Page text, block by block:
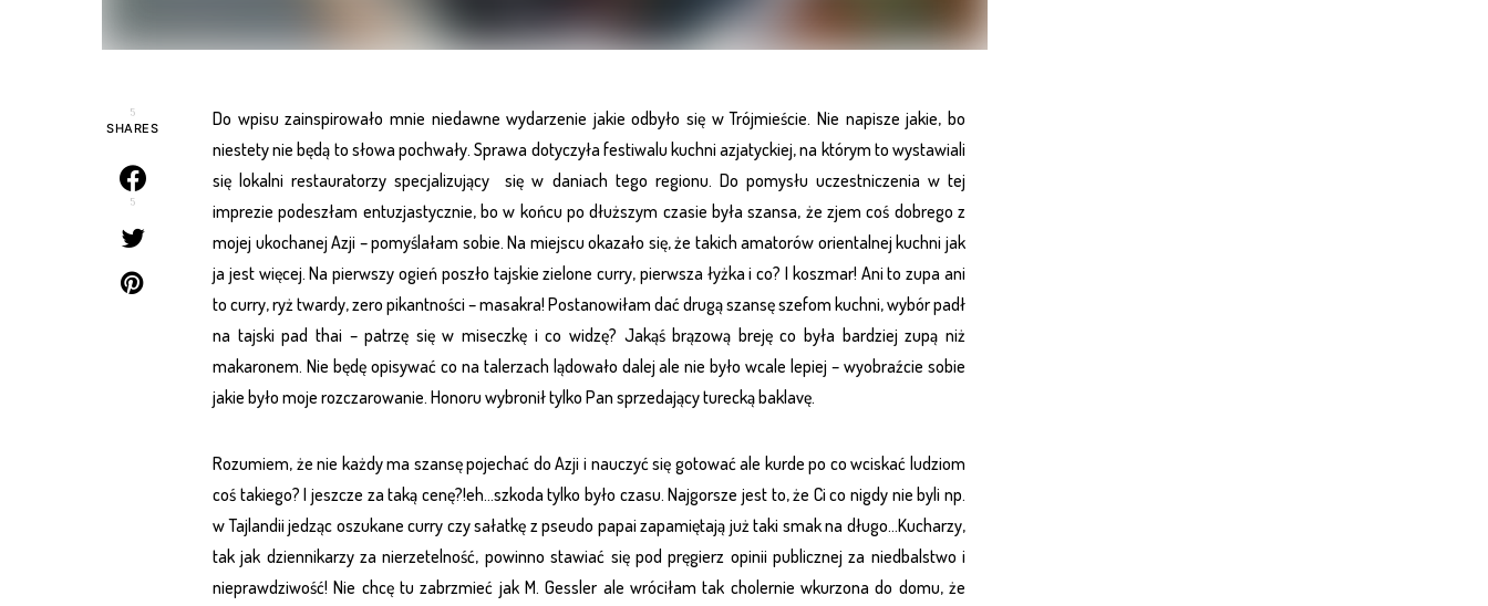
5
SHARES
5
Do wpisu zainspirowało mnie niedawne wydarzenie jakie odbyło się w Trójmieście. Nie napisze jakie, bo
niestety nie będą to słowa pochwały. Sprawa dotyczyła festiwalu kuchni azjatyckiej, na którym to wystawiali
się lokalni restauratorzy specjalizujący się w daniach tego regionu. Do pomysłu uczestniczenia w tej
imprezie podeszłam entuzjastycznie, bo w końcu po dłuższym czasie była szansa, że zjem coś dobrego z
mojej ukochanej Azji – pomyślałam sobie. Na miejscu okazało się, że takich amatorów orientalnej kuchni jak
ja jest więcej. Na pierwszy ogień poszło tajskie zielone curry, pierwsza łyżka i co? I koszmar! Ani to zupa ani
to curry, ryż twardy, zero pikantności – masakra! Postanowiłam dać drugą szansę szefom kuchni, wybór padł
na tajski pad thai – patrzę się w miseczkę i co widzę? Jakąś brązową breję co była bardziej zupą niż
makaronem. Nie będę opisywać co na talerzach lądowało dalej ale nie było wcale lepiej – wyobraźcie sobie
jakie było moje rozczarowanie. Honoru wybronił tylko Pan sprzedający turecką baklavę.
Rozumiem, że nie każdy ma szansę pojechać do Azji i nauczyć się gotować ale kurde po co wciskać ludziom
coś takiego? I jeszcze za taką cenę?!eh…szkoda tylko było czasu. Najgorsze jest to, że Ci co nigdy nie byli np.
w Tajlandii jedząc oszukane curry czy sałatkę z pseudo papai zapamiętają już taki smak na długo…Kucharzy,
tak jak dziennikarzy za nierzetelność, powinno stawiać się pod pręgierz opinii publicznej za niedbalstwo i
nieprawdziwość! Nie chcę tu zabrzmieć jak M. Gessler ale wróciłam tak cholernie wkurzona do domu, że